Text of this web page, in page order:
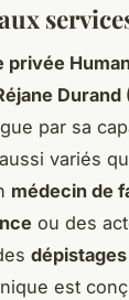
privée
Durand
par sa
aussi variés
médecin de
ou des
dépistages
est